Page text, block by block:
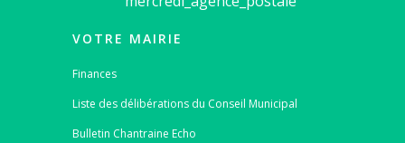
VOTRE MAIRIE
Finances
Liste des délibérations du Conseil Municipal
Bulletin Chantraine Echo